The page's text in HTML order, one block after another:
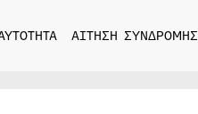
ΑΙΤΗΣΗ ΣΥΝΔΡΟΜΗΣ